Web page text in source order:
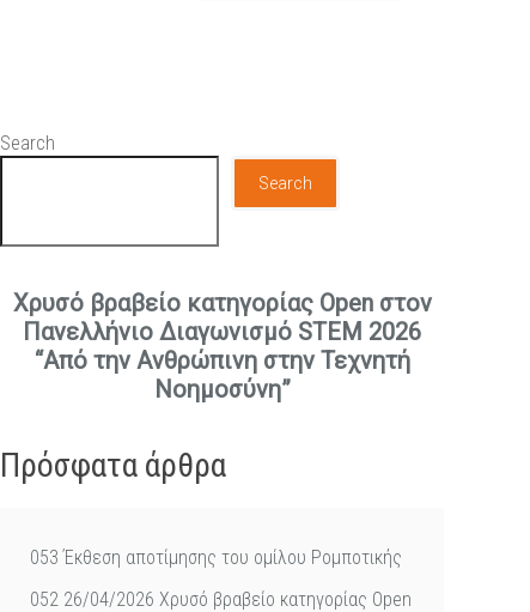
Search
Search
Χρυσό βραβείο κατηγορίας Open στον
Πανελλήνιο Διαγωνισμό STEM 2026
“Από την Ανθρώπινη στην Τεχνητή
Νοημοσύνη”
Πρόσφατα άρθρα
053 Έκθεση αποτίμησης του ομίλου Ρομποτικής
052 26/04/2026 Χρυσό βραβείο κατηγορίας Open